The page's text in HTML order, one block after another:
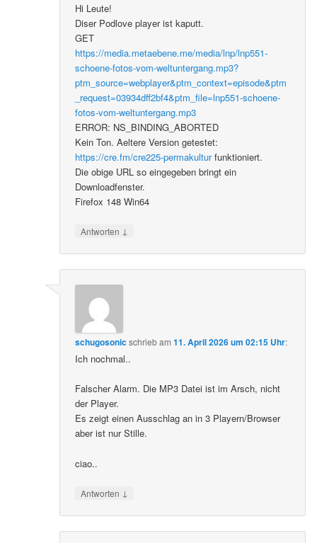
Hi Leute!
Diser Podlove player ist kaputt.
GET
https://media.metaebene.me/media/lnp/lnp551-
schoene-fotos-vom-weltuntergang.mp3?
ptm_source=webplayer&ptm_context=episode&ptm
_request=03934dff2bf4&ptm_file=lnp551-schoene-
fotos-vom-weltuntergang.mp3
ERROR: NS_BINDING_ABORTED
Kein Ton. Aeltere Version getestet:
https://cre.fm/cre225-permakulturfunktioniert.
Die obige URL so eingegeben bringt ein
Downloadfenster.
Firefox 148 Win64
Antworten ↓
schugosonicschriebam11. April 2026 um 02:15 Uhr:
Ich nochmal..
Falscher Alarm. Die MP3 Datei ist im Arsch, nicht
der Player.
Es zeigt einen Ausschlag an in 3 Playern/Browser
aber ist nur Stille.
ciao..
Antworten ↓